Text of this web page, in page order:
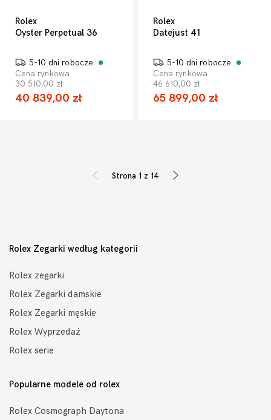
Rolex
Oyster Perpetual 36
5-10 dni robocze
Cena rynkowa
30 510,00 zł
40 839,00 zł
Rolex
Datejust 41
5-10 dni robocze
Cena rynkowa
46 610,00 zł
65 899,00 zł
Strona 1 z 14
Rolex Zegarki według kategorii
Rolex zegarki
Rolex Zegarki damskie
Rolex Zegarki męskie
Rolex Wyprzedaż
Rolex serie
Popularne modele od rolex
Rolex Cosmograph Daytona